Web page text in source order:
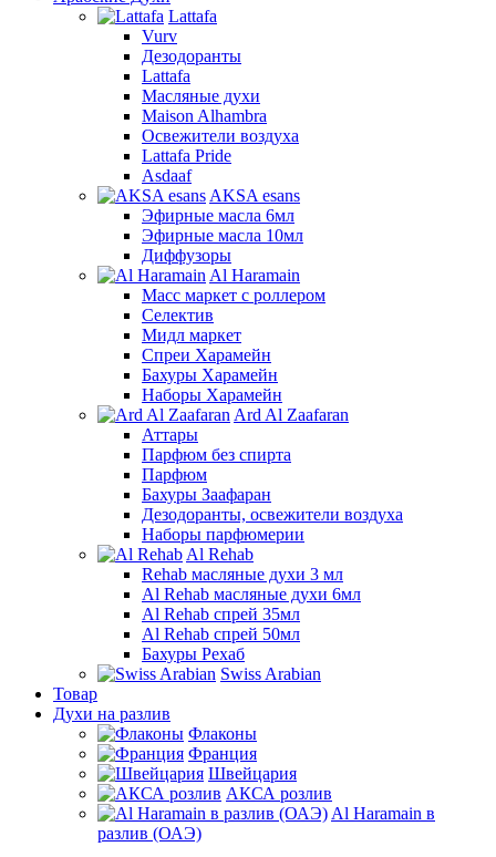
Lattafa
Vurv
Дезодоранты
Lattafa
Масляные духи
Maison Alhambra
Освежители воздуха
Lattafa Pride
Asdaaf
AKSA esans
Эфирные масла 6мл
Эфирные масла 10мл
Диффузоры
Al Haramain
Масс маркет с роллером
Селектив
Мидл маркет
Спреи Харамейн
Бахуры Харамейн
Наборы Харамейн
Ard Al Zaafaran
Аттары
Парфюм без спирта
Парфюм
Бахуры Заафаран
Дезодоранты, освежители воздуха
Наборы парфюмерии
Al Rehab
Rehab масляные духи 3 мл
Al Rehab масляные духи 6мл
Al Rehab спрей 35мл
Al Rehab спрей 50мл
Бахуры Рехаб
Swiss Arabian
Товар
Духи на разлив
Флаконы
Франция
Швейцария
АКСА розлив
Al Haramain в
разлив (ОАЭ)